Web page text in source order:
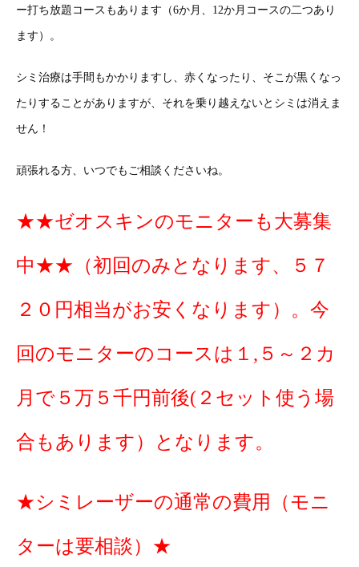
ー打ち放題コースもあります（6か月、12か月コースの二つあり
ます）。
シミ治療は手間もかかりますし、赤くなったり、そこが黒くなっ
たりすることがありますが、それを乗り越えないとシミは消えま
せん！
頑張れる方、いつでもご相談くださいね。
★★ゼオスキンのモニターも大募集
中★★（初回のみとなります、５７
２０円相当がお安くなります）。今
回のモニターのコースは１,５～２カ
月で５万５千円前後(２セット使う場
合もあります）となります。
★シミレーザーの通常の費用（モニ
ターは要相談）★